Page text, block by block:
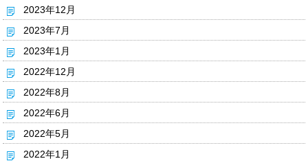
2023年12月
2023年7月
2023年1月
2022年12月
2022年8月
2022年6月
2022年5月
2022年1月